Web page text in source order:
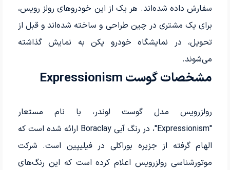
سفارش داده شده‌اند. هر یک از این خودروهای رولز رویس،
برای یک مشتری در چین طراحی و ساخته شده‌اند و قبل از
تحویل، در نمایشگاه خودرو پکن به نمایش گذاشته
می‌شوند.
مشخصات گوست Expressionism
رولزرویس مدل گوست لوندر، با نام مستعار
"Expressionism"، در رنگ آبی Boraclay ارائه شده است که
الهام گرفته از جزیره بوراکلی در فیلیپین است. شرکت
موتورشناسی رولزرویس اعلام کرده است که این رنگ‌های